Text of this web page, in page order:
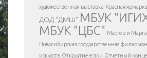
</div >
художественная выставка Красная ярмарка
ДОД "ДМШ" МБУК
МБУК "ЦБС" Мастер и
Новосибирская государственная
искусств Открытие елки Отчетный